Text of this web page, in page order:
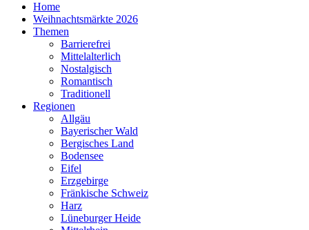
Home
Weihnachtsmärkte 2026
Themen
Barrierefrei
Mittelalterlich
Nostalgisch
Romantisch
Traditionell
Regionen
Allgäu
Bayerischer Wald
Bergisches Land
Bodensee
Eifel
Erzgebirge
Fränkische Schweiz
Harz
Lüneburger Heide